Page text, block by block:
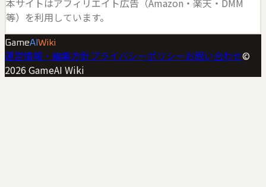
等）を利用しています。
GameAI Wiki
運営情報・編集方針プライバシーポリシーお問い合わせ©
2026 GameAI Wiki